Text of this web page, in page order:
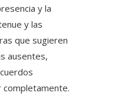
y la
y las
que sugieren
ausentes,